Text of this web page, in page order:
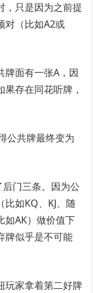
，只是因为之前提
对（比如A2或
牌面有一张A，因
存在同花听牌，
公共牌最终变为
门三条。因为公
如KQ、KJ、随
如AK）做价值下
牌似乎是不可能
玩家拿着第二好牌